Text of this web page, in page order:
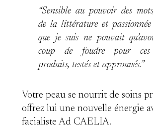
“Sensible au pouvoir des
de la littérature et
que je suis ne pouvait
coup de foudre pour ces
produits, testés et approuvés.”
Votre peau se nourrit de soins
offrez lui une nouvelle énergie
facialiste Ad CAELIA.